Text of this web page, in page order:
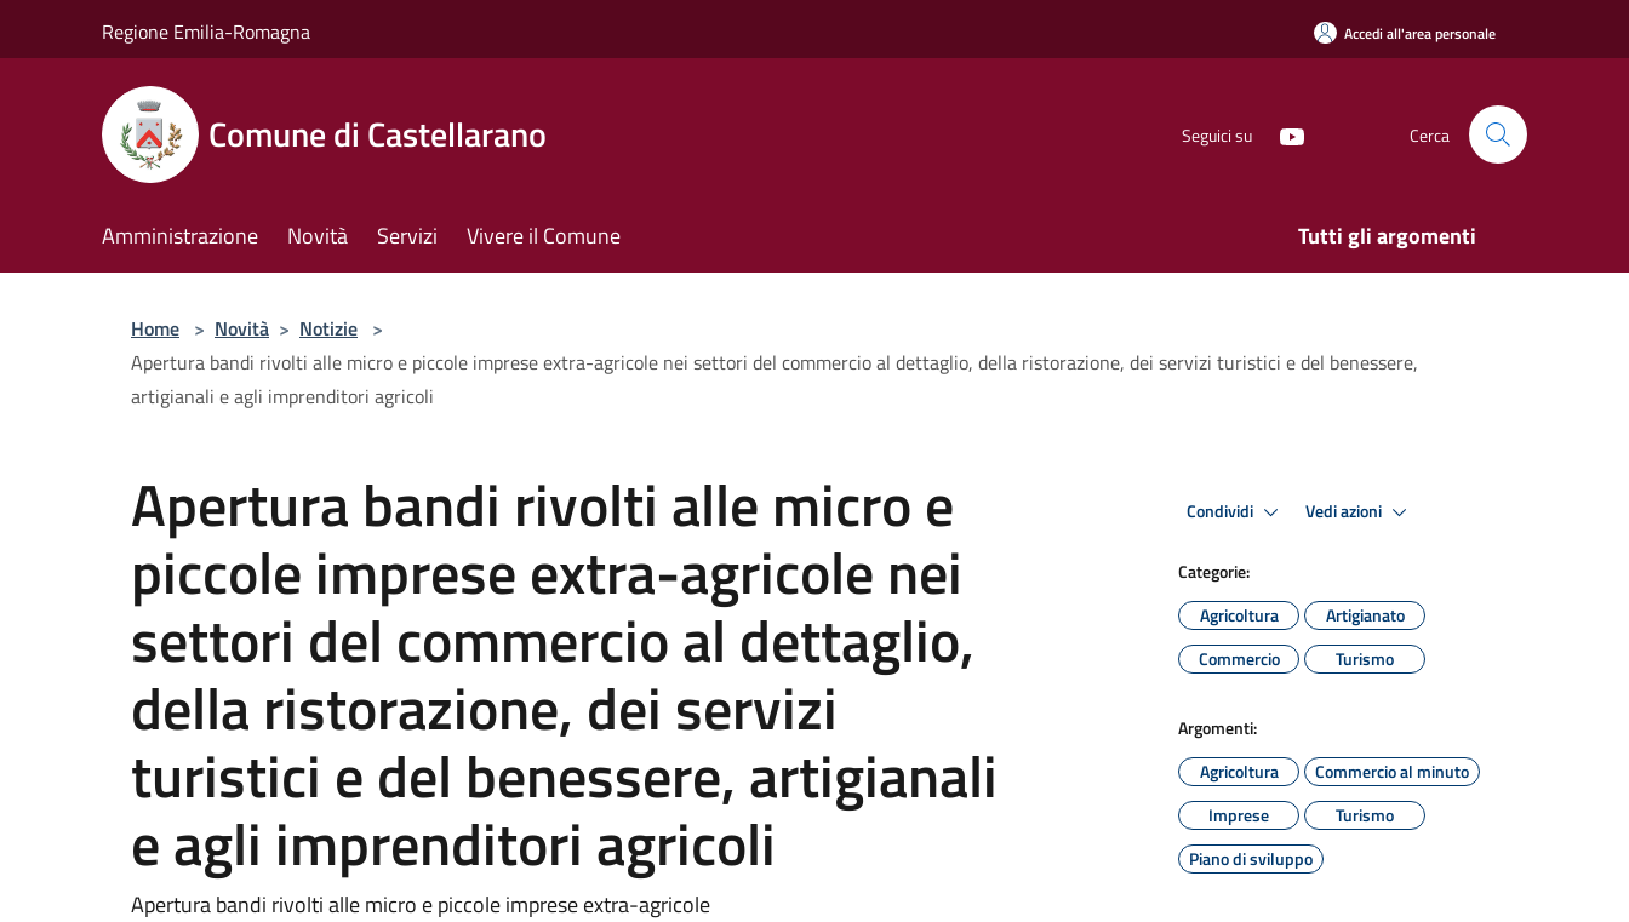
Regione Emilia-Romagna Accedi all'area personale
Comune di Castellarano Seguici su Cerca
Amministrazione Novità Servizi Vivere il Comune Tutti gli argomenti
Home > Novità > Notizie >
Apertura bandi rivolti alle micro e piccole imprese extra-agricole nei settori del commercio al dettaglio, della ristorazione, dei servizi turistici e del benessere,
artigianali e agli imprenditori agricoli
Apertura bandi rivolti alle micro e
piccole imprese extra-agricole nei
settori del commercio al dettaglio,
della ristorazione, dei servizi
turistici e del benessere, artigianali
e agli imprenditori agricoli
Apertura bandi rivolti alle micro e piccole imprese extra-agricole
Condividi Vedi azioni
Categorie:
Agricoltura
Artigianato
Commercio
Turismo
Argomenti:
Agricoltura
Commercio al minuto
Imprese
Turismo
Piano di sviluppo